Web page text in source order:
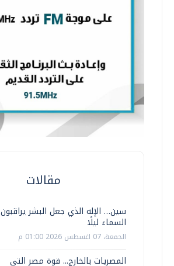
مقالات
سين… الإله الذي جعل البشر يراقبون
السماء ليلًا
الجمعة، 07 اغسطس 2026 01:00 م
المصريات بالخارج... قوة مصر التي